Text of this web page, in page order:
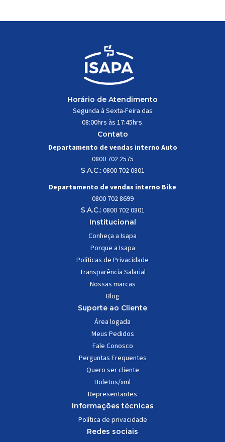
esforços mecânicos, […]
Horário de Atendimento
Segunda à Sexta-Feira das
08:00hrs às 17:45hrs.
Contato
Departamento de vendas interno Auto
0800 702 2575
S.A.C.: 0800 702 0801
Departamento de vendas interno Bike
0800 702 8699
S.A.C.: 0800 702 0801
Institucional
Conheça a Isapa
Porque a Isapa
Políticas de Privacidade
Transparência Salarial
Nossas marcas
Blog
Suporte ao Cliente
Área logada
Meus Pedidos
Fale Conosco
Perguntas Frequentes
Quero ser cliente
Boletos/xml
Representantes
Informações técnicas
Política de privacidade
Redes sociais